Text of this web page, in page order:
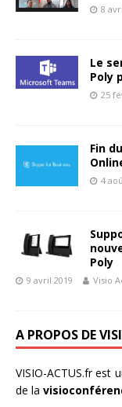
8
Le
Poly
25
Fin
4
Poly
9 avril 2019 Visio
A PROPOS DE
VISIO-ACTUS.frest
de la